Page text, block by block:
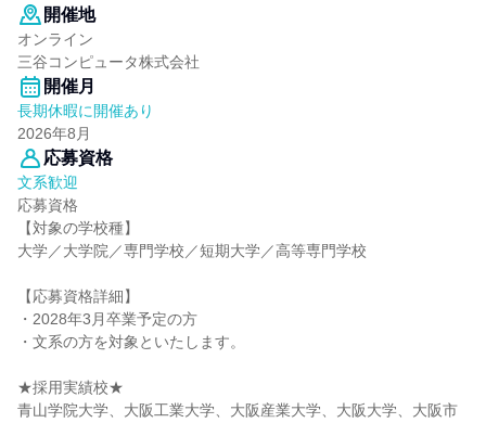
開催地
オンライン
三谷コンピュータ株式会社
開催月
長期休暇に開催あり
2026年8月
応募資格
文系歓迎
応募資格
【対象の学校種】
大学／大学院／専門学校／短期大学／高等専門学校
【応募資格詳細】
・2028年3月卒業予定の方
・文系の方を対象といたします。
★採用実績校★
青山学院大学、大阪工業大学、大阪産業大学、大阪大学、大阪市